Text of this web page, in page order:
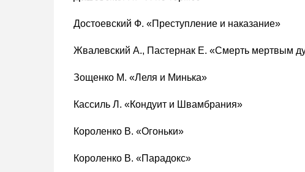
Достоевский Ф. «Преступление и наказание»
Жвалевский А., Пастернак Е. «Смерть мертвым
Зощенко М. «Леля и Минька»
Кассиль Л. «Кондуит и Швамбрания»
Короленко В. «Огоньки»
Короленко В. «Парадокс»